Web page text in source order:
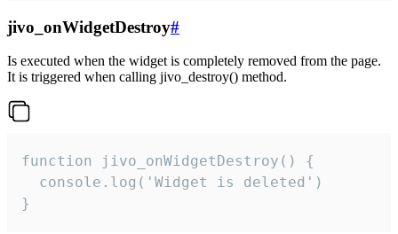
jivo_onWidgetDestroy#
Is executed when the widget is completely removed from the page.
It is triggered when calling jivo_destroy() method.
function jivo_onWidgetDestroy() {
  console.log('Widget is deleted')
}